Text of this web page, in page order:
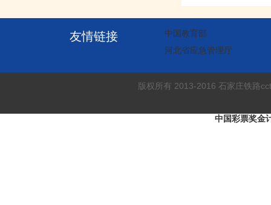
友情链接
中国教育部
河北省应急管理厅
版权所有 2013-2016 石家庄铁路
中国彩票奖金